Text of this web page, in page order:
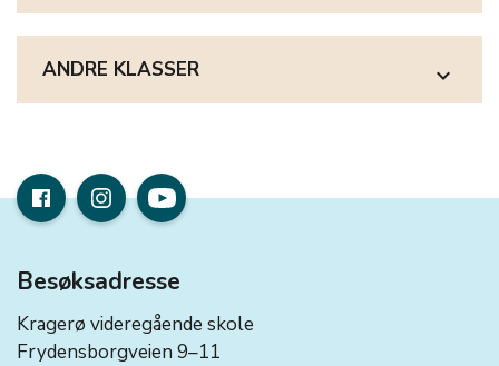
ANDRE KLASSER expand_more
Besøksadresse
Kragerø videregående skole
Frydensborgveien 9–11